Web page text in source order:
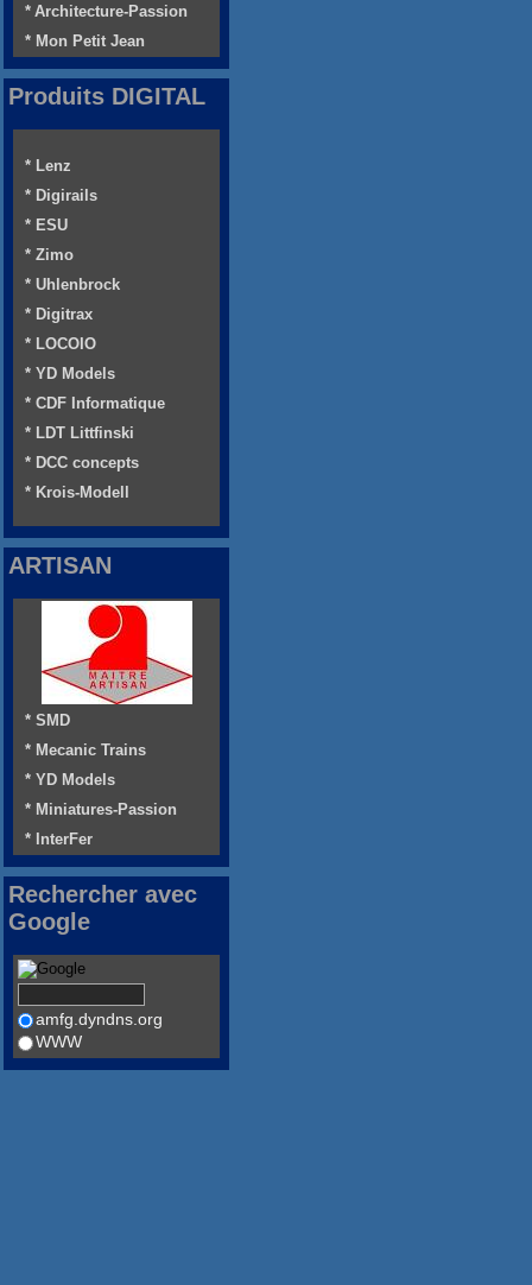
* Architecture-Passion
* Mon Petit Jean
Produits DIGITAL
* Lenz
* Digirails
* ESU
* Zimo
* Uhlenbrock
* Digitrax
* LOCOIO
* YD Models
* CDF Informatique
* LDT Littfinski
* DCC concepts
* Krois-Modell
ARTISAN
* SMD
* Mecanic Trains
* YD Models
* Miniatures-Passion
* InterFer
Rechercher avec
Google
amfg.dyndns.org
WWW